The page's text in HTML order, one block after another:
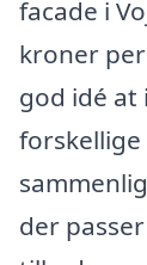
facade i
kroner
god idé
forskellige
der